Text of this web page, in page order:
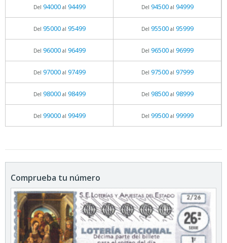
Del 94000al 94499 Del 94500al 94999
Del 95000al 95499 Del 95500al 95999
Del 96000al 96499 Del 96500al 96999
Del 97000al 97499 Del 97500al 97999
Del 98000al 98499 Del 98500al 98999
Del 99000al 99499 Del 99500al 99999
Comprueba tu número